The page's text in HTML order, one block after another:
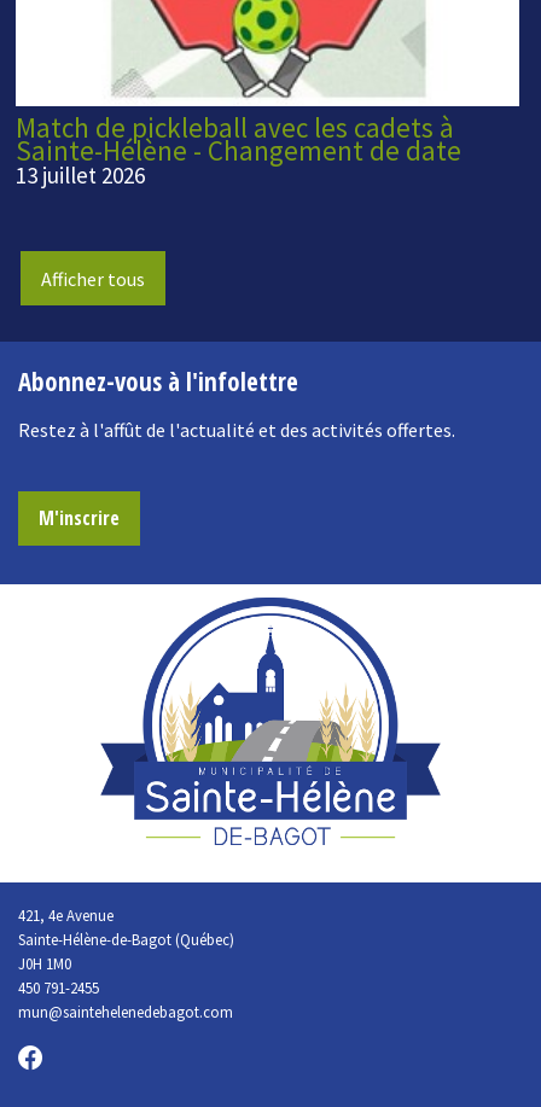
Match de pickleball avec les cadets à
Sainte-Hélène - Changement de date
13 juillet 2026
Afficher tous
Abonnez-vous à l'infolettre
Restez à l'affût de l'actualité et des activités offertes.
M'inscrire
421, 4e Avenue
Sainte-Hélène-de-Bagot (Québec)
J0H 1M0
450 791-2455
mun@saintehelenedebagot.com